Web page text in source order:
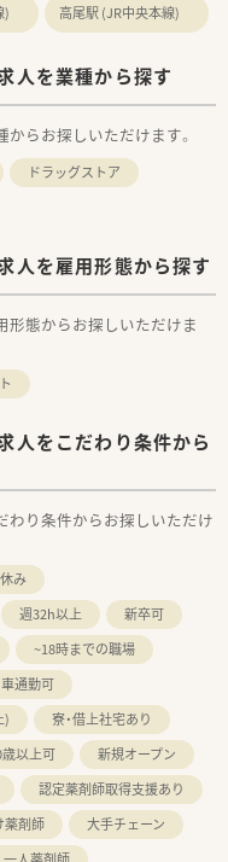
) 高尾駅 (JR中央本線)
人を業種から探す
らお探しいただけます。
ドラッグストア
人を雇用形態から探す
形態からお探しいただけま
人をこだわり条件から
わり条件からお探しいただけ
み
週32h以上
新卒可
~18時までの職場
車通勤可
)
寮・借上社宅あり
以上可
新規オープン
認定薬剤師取得支援あり
薬剤師
大手チェーン